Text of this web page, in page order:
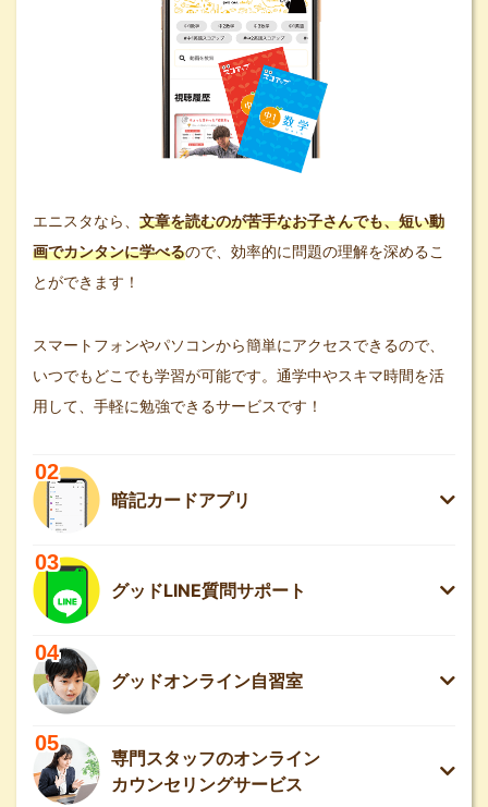
エニスタなら、 文章を読むのが苦手なお子さんでも、短い動
画でカンタンに学べるので、効率的に問題の理解を深めるこ
とができます！
スマートフォンやパソコンから簡単にアクセスできるので、
いつでもどこでも学習が可能です。通学中やスキマ時間を活
用して、手軽に勉強できるサービスです！
02
暗記カードアプリ
03
グッドLINE質問サポート
04
グッドオンライン自習室
05
専門スタッフのオンライン
カウンセリングサービス